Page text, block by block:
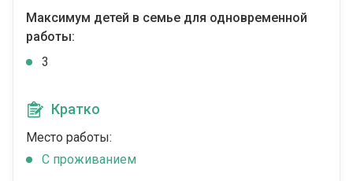
Максимум детей в семье для одновременной
работы:
3
Кратко
Место работы:
C проживанием